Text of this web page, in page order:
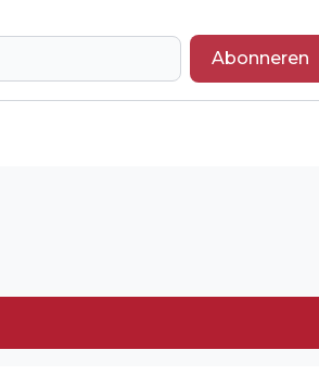
Abonneren
IN OUDDORP GESTART